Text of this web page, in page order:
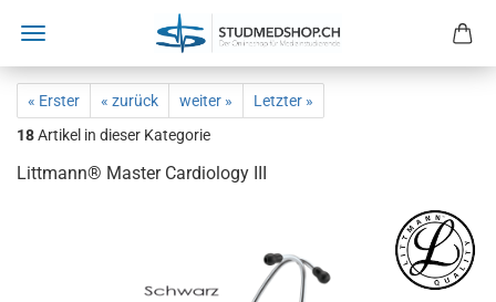
« Erster « zurück weiter »
Letzter »
18Artikel in dieser Kategorie
Littmann® Master Cardiology III